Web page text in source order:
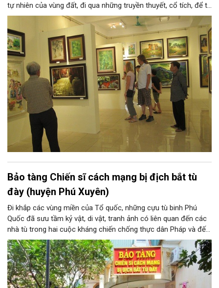
tự nhiên của vùng đất, đi qua những truyền thuyết, cổ tích, để từ
đó tạo nên tâm tính, giọng nói đặc trưng của con người xứ
Đoài. Nắng và gió, núi và sông xứ Đoài đã gợi cảm hứng sáng
tác cho một Tản Đà, một Quang Dũng và nhiều thi nhân, hoạ sĩ:
từ Tô Ngọc Vân, Nguyễn Gia Trí đến Sĩ Tốt, Nguyễn Tiến Chung,
Nguyễn Tư Nghiêm, Nguyễn Sáng... và những thế hệ văn nghệ sĩ
sau này, ở họ đều có những sáng tác xuất sắc về xứ Đoài.
Bảo tàng Chiến sĩ cách mạng bị địch bắt tù
đày (huyện Phú Xuyên)
Đi khắp các vùng miền của Tổ quốc, những cựu tù binh Phú
Quốc đã sưu tầm kỷ vật, di vật, tranh ảnh có liên quan đến các
nhà tù trong hai cuộc kháng chiến chống thực dân Pháp và đế
quốc Mỹ xâm lược mà đồng đội và các ông đã trải qua. Hơn 20
năm kiếm tìm và góp nhặt, Bảo tàng Chiến sĩ cách mạng bị
địch bắt tù đày, do chính những người cựu tù năm xưa thành lập
là những minh chứng chân thực về một thời oanh liệt và hào
hùng của dân tộc.